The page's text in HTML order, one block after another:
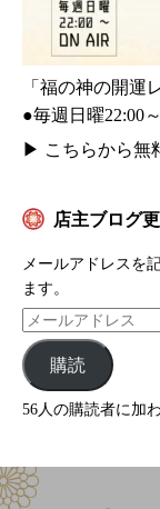
「福の神の開運
●毎週日曜22:00
▶ こちらから無
店主ブログ
メールアドレスを
ます。
購読
56人の購読者に加